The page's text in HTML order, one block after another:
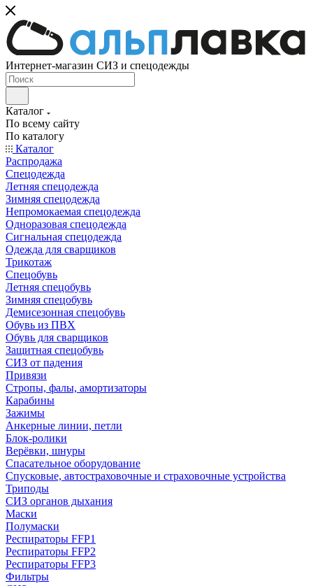
Интернет-магазин СИЗ и спецодежды
Каталог
По всему сайту
По каталогу
Каталог
Распродажа
Спецодежда
Летняя спецодежда
Зимняя спецодежда
Непромокаемая спецодежда
Одноразовая спецодежда
Сигнальная спецодежда
Одежда для сварщиков
Трикотаж
Спецобувь
Летняя спецобувь
Зимняя спецобувь
Демисезонная спецобувь
Обувь из ПВХ
Обувь для сварщиков
Защитная спецобувь
СИЗ от падения
Привязи
Стропы, фалы, амортизаторы
Карабины
Зажимы
Анкерные линии, петли
Блок-ролики
Верёвки, шнуры
Спасательное оборудование
Спусковые, автостраховочные и страховочные устройства
Триподы
СИЗ органов дыхания
Маски
Полумаски
Респираторы FFP1
Респираторы FFP2
Респираторы FFP3
Фильтры